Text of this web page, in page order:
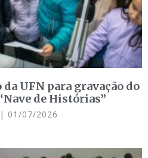
UFN para gravação do
de Histórias”
01/07/2026